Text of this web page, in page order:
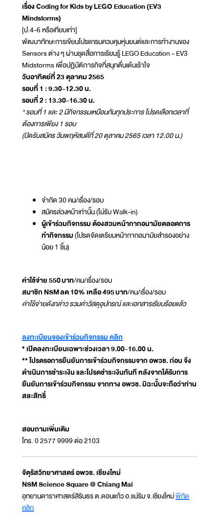
เรื่อง Coding for Kids by LEGO Education (EV3
Mindstorms)
[ป.4-6 หรือเทียบเท่า]
พัฒนาทักษะการเขียนโปรแกรมควบคุมหุ่นยนต์และการทำงานของ
Sensors ต่าง ๆ ผ่านชุดสื่อการเรียนรู้ LEGO Education - EV3
Midstorms เพื่อปฏิบัติภารกิจที่สนุกตื่นเต้นเร้าใจ
วันอาทิตย์ที่ 23 ตุลาคม 2565
รอบที่ 1 : 9.30-12.30 น.
รอบที่ 2 : 13.30-16.30 น.
* รอบที่ 1 และ 2 มีกิจกรรมเหมือนกันทุกประการ โปรดเลือกเวลาที่
ต้องการเพียง 1 รอบ
(ปิดรับสมัคร วันพฤหัสบดีที่ 20 ตุลาคม 2565 เวลา 12.00 น.)
จำกัด 30 คน/เรื่อง/รอบ
สมัครล่วงหน้าเท่านั้น (ไม่รับ Walk-in)
ผู้เข้าร่วมกิจกรรม ต้องสวมหน้ากากอนามัยตลอดการ
ทำกิจกรรม(โปรดจัดเตรียมหน้ากากอนามัยสำรองอย่าง
น้อย 1 ชิ้น)
ค่าใช้จ่าย 550 บาท/คน/เรื่อง/รอบ
สมาชิก NSM ลด 10% เหลือ 495 บาท/คน/เรื่อง/รอบ
ค่าใช้จ่ายดังกล่าว รวมค่าวัสดุอุปกรณ์ และเอกสารเรียบร้อยแล้ว
ลงทะเบียนจองเข้าร่วมกิจกรรม คลิก
* เปิดลงทะเบียนเฉพาะช่วงเวลา 9.00-16.00 น.
** โปรดรอการยืนยันการเข้าร่วมกิจกรรมจาก อพวช. ก่อน จึง
ดำเนินการชำระเงิน และโปรดชำระเงินทันที หลังจากได้รับการ
ยืนยันการเข้าร่วมกิจกรรม จากทาง อพวช. มิฉะนั้นจะถือว่าท่าน
สละสิทธิ์
สอบถามเพิ่มเติม
โทร. 0 2577 9999 ต่อ 2103
จัตุรัสวิทยาศาสตร์ อพวช. เชียงใหม่
NSM Science Square @ Chiang Mai
อุทยานดาราศาสตร์สิรินธร ต.ดอนแก้ว อ.แม่ริม จ.เชียงใหม่พิกัด
คลิก